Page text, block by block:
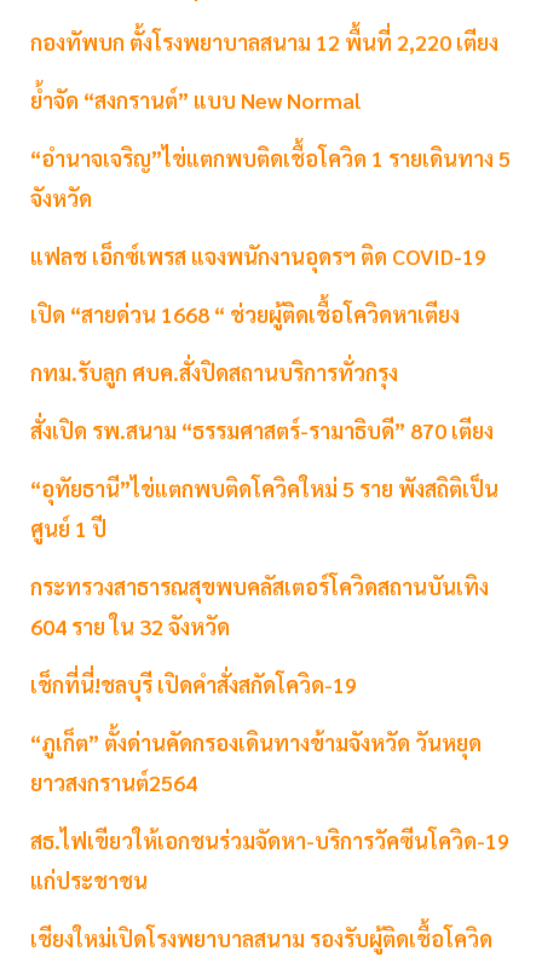
กองทัพบก ตั้งโรงพยาบาลสนาม 12 พื้นที่ 2,220 เตียง
ย้ำจัด “สงกรานต์” แบบ New Normal
“อำนาจเจริญ”ไข่แตกพบติดเชื้อโควิด 1 รายเดินทาง 5
จังหวัด
แฟลช เอ็กซ์เพรส แจงพนักงานอุดรฯ ติด COVID-19
เปิด “สายด่วน 1668 “ ช่วยผู้ติดเชื้อโควิดหาเตียง
กทม.รับลูก ศบค.สั่งปิดสถานบริการทั่วกรุง
สั่งเปิด รพ.สนาม “ธรรมศาสตร์-รามาธิบดี” 870 เตียง
“อุทัยธานี”ไข่แตกพบติดโควิคใหม่ 5 ราย พังสถิติเป็น
ศูนย์ 1 ปี
กระทรวงสาธารณสุขพบคลัสเตอร์โควิดสถานบันเทิง
604 ราย ใน 32 จังหวัด
เช็กที่นี่!ชลบุรี เปิดคำสั่งสกัดโควิด-19
“ภูเก็ต” ตั้งด่านคัดกรองเดินทางข้ามจังหวัด วันหยุด
ยาวสงกรานต์2564
สธ.ไฟเขียวให้เอกชนร่วมจัดหา-บริการวัคซีนโควิด-19
แก่ประชาชน
เชียงใหม่เปิดโรงพยาบาลสนาม รองรับผู้ติดเชื้อโควิด